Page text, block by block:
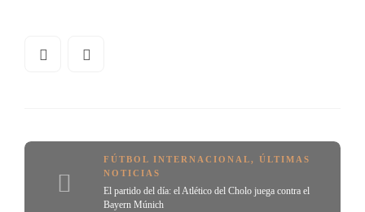
FÚTBOL INTERNACIONAL, ÚLTIMAS
NOTICIAS
El partido del día: el Atlético del Cholo juega contra el
Bayern Múnich